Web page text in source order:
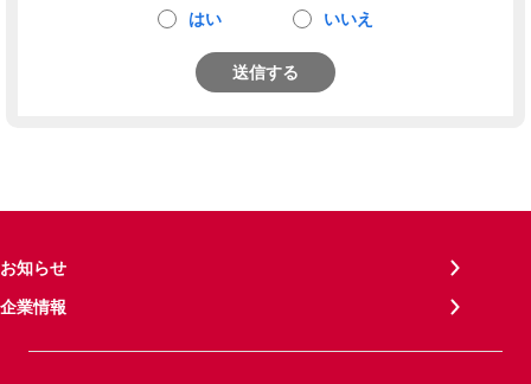
はい いいえ
送信する
お知らせ
企業情報